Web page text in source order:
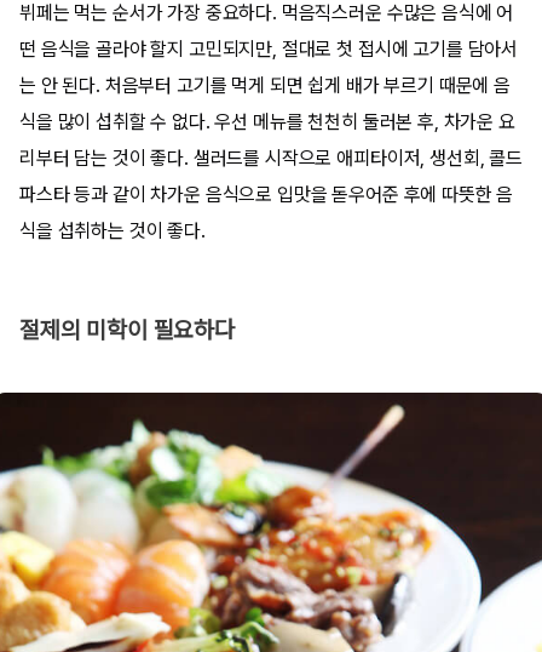
뷔페는 먹는 순서가 가장 중요하다. 먹음직스러운 수많은 음식에 어
떤 음식을 골라야 할지 고민되지만, 절대로 첫 접시에 고기를 담아서
는 안 된다. 처음부터 고기를 먹게 되면 쉽게 배가 부르기 때문에 음
식을 많이 섭취할 수 없다. 우선 메뉴를 천천히 둘러본 후, 차가운 요
리부터 담는 것이 좋다. 샐러드를 시작으로 애피타이저, 생선회, 콜드
파스타 등과 같이 차가운 음식으로 입맛을 돋우어준 후에 따뜻한 음
식을 섭취하는 것이 좋다.
절제의 미학이 필요하다